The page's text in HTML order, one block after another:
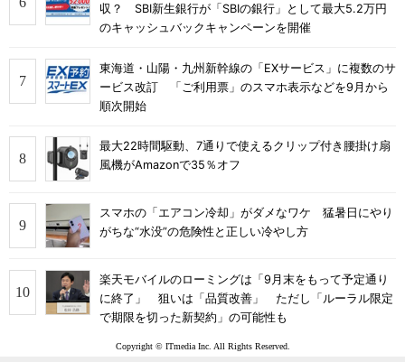
収？ SBI新生銀行が「SBIの銀行」として最大5.2万円
のキャッシュバックキャンペーンを開催
東海道・山陽・九州新幹線の「EXサービス」に複数のサ
ービス改訂 「ご利用票」のスマホ表示などを9月から
順次開始
最大22時間駆動、7通りで使えるクリップ付き腰掛け扇
風機がAmazonで35％オフ
スマホの「エアコン冷却」がダメなワケ 猛暑日にやり
がちな“水没”の危険性と正しい冷やし方
楽天モバイルのローミングは「9月末をもって予定通り
に終了」 狙いは「品質改善」 ただし「ルーラル限定
で期限を切った新契約」の可能性も
Copyright © ITmedia Inc. All Rights Reserved.